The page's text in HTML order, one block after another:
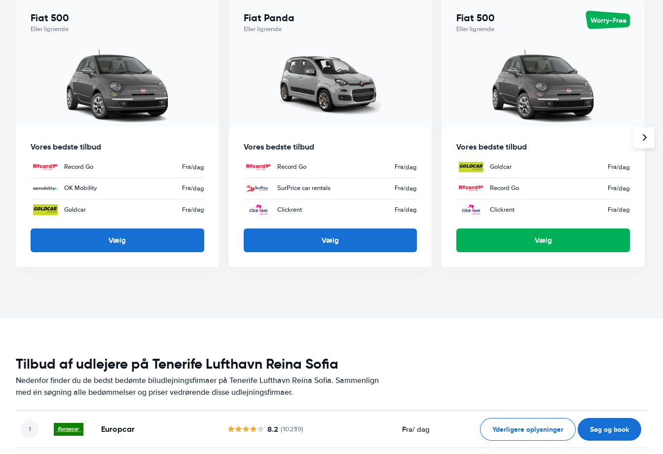
Fiat 500
Eller lignende
Vores bedste tilbud
Record Go Fra/dag
OK Mobility Fra/dag
Goldcar Fra/dag
Vælg
Fiat Panda
Eller lignende
Vores bedste tilbud
Record Go Fra/dag
SurPrice car rentals Fra/dag
Clickrent Fra/dag
Vælg
Fiat 500
Eller lignende
Worry-Free
Vores bedste tilbud
Goldcar Fra/dag
Record Go Fra/dag
Clickrent Fra/dag
Vælg
Tilbud af udlejere på Tenerife Lufthavn Reina Sofia
Nedenfor finder du de bedst bedømte biludlejningsfirmaer på Tenerife Lufthavn Reina Sofia. Sammenlign
med én søgning alle bedømmelser og priser vedrørende disse udlejningsfirmaer.
Europcar 8.2 (10239) Fra/ dag Yderligere oplysninger Søg og book